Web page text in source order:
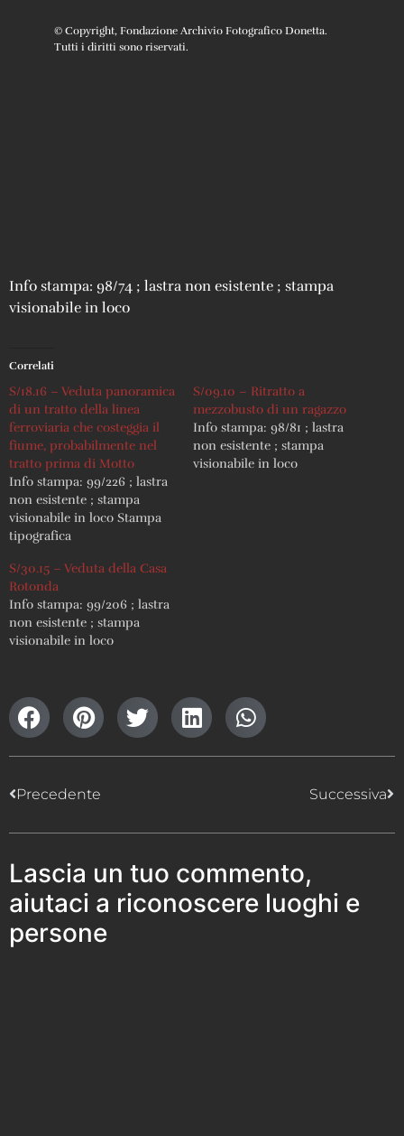
Info stampa: 98/74 ; lastra non esistente ; stampa
visionabile in loco
Correlati
S/18.16 – Veduta panoramica
di un tratto della linea
ferroviaria che costeggia il
fiume, probabilmente nel
tratto prima di Motto
Info stampa: 99/226 ; lastra
non esistente ; stampa
visionabile in loco Stampa
tipografica
S/09.10 – Ritratto a
mezzobusto di un ragazzo
Info stampa: 98/81 ; lastra
non esistente ; stampa
visionabile in loco
S/30.15 – Veduta della Casa
Rotonda
Info stampa: 99/206 ; lastra
non esistente ; stampa
visionabile in loco
Precedente Successiva
Lascia un tuo commento,
aiutaci a riconoscere luoghi e
persone
© Copyright, Fondazione Archivio Fotografico Donetta.
Tutti i diritti sono riservati.